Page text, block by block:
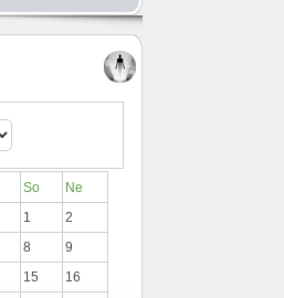
So
Ne
1
2
8
9
15
16